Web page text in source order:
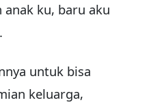
anak ku, baru aku
untuk bisa
keluarga,